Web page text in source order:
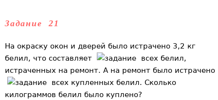
Задание 21
На окраску окон и дверей было истрачено 3,2 кг
белил, что составляет
всех белил,
истраченных на ремонт. А на ремонт было истрачено
всех купленных белил. Сколько
килограммов белил было куплено?